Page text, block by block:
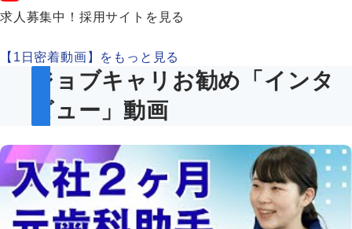
求人募集中！採用サイトを見る
【1日密着動画】をもっと見る
ジョブキャリお勧め「インタ
ビュー」動画